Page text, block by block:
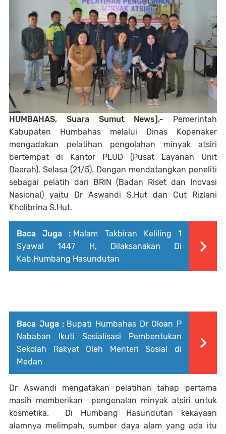
HUMBAHAS, Suara Sumut News],-
Pemerintah
Kabupaten Humbahas melalui Dinas Kopenaker
mengadakan pelatihan pengolahan minyak atsiri
bertempat di Kantor PLUD (Pusat Layanan Unit
Daerah), Selasa (21/5). Dengan mendatangkan peneliti
sebagai pelatih dari BRIN (Badan Riset dan Inovasi
Nasional) yaitu Dr Aswandi S.Hut dan Cut Rizlani
Kholibrina S.Hut.
Baca Juga : Malam Takbiran Keliling 1
Syawal 1447 H, Dilaksanakan Di
Kab.Humbang Hasundutan
Baca Juga : Bupati Humbahas Dr Oloan P
Nababan Ikuti Sosialisasi Pembentukan
Sekolah Rakyat Oleh Menteri Sosial di
Medan
Dr Aswandi mengatakan pelatihan tahap pertama
masih memberikan pengenalan minyak atsiri untuk
kosmetika. Di Humbang Hasundutan kekayaan
alamnya melimpah, sumber daya alam yang ada itu